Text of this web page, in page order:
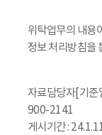
위탁업무의 내용
정보 처리방침을
자료담당자[기준
900-2141
게시기간 :